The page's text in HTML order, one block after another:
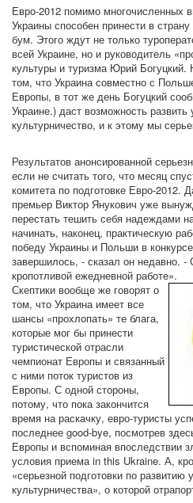
Евро-2012 помимо многочисленных
Украины способен принести в
бум. Этого ждут не только
всей Украине, но и руководитель
культуры и туризма Юрий
том, что Украина совместно с
Европы, в тот же день Богуцкий
Украине.) даст возможность развить
культурничество, и к этому мы
Результатов анонсированной
если не считать того, что месяц
комитета по подготовке Евро-2012.
премьер Виктор Янукович уже
перестать тешить себя надеждами
начинать, наконец, практическую
победу Украины и Польши в
завершилось, - сказал он недавно. -
кропотливой ежедневной
Скептики вообще же говорят о
том, что Украина имеет все
шансы «прохлопать» те блага,
которые мог бы принести
туристической отрасли
чемпионат Европы и связанный
с ними поток туристов из
Европы. С одной стороны,
потому, что пока закончится
время на раскачку, евро-туристы
последнее good-bye, посмотрев
Европы и вспоминая впоследствии
условия приема in this Ukraine. А,
«серьезной подготовки по развитию
культурничества», о которой